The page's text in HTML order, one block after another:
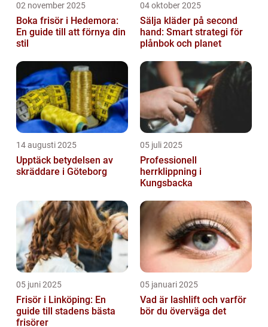
02 november 2025
Boka frisör i Hedemora:
En guide till att förnya din
stil
04 oktober 2025
Sälja kläder på second
hand: Smart strategi för
plånbok och planet
14 augusti 2025
Upptäck betydelsen av
skräddare i Göteborg
05 juli 2025
Professionell
herrklippning i
Kungsbacka
05 juni 2025
Frisör i Linköping: En
guide till stadens bästa
frisörer
05 januari 2025
Vad är lashlift och varför
bör du överväga det